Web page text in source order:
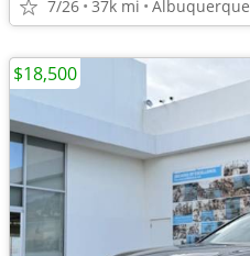
7/26 37k mi Albuquerque
$18,500